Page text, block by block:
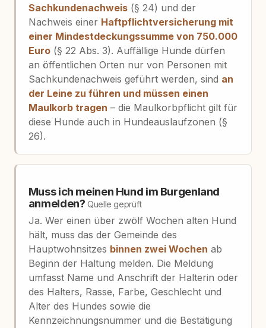
Sachkundenachweis(§ 24) und der
Nachweis einer Haftpflichtversicherung mit
einer Mindestdeckungssumme von 750.000
Euro(§ 22 Abs. 3). Auffällige Hunde dürfen
an öffentlichen Orten nur von Personen mit
Sachkundenachweis geführt werden, sind an
der Leine zu führen und müssen einen
Maulkorb tragen – die Maulkorbpflicht gilt für
diese Hunde auch in Hundeauslaufzonen (§
26).
Muss ich meinen Hund im Burgenland
anmelden?Quelle geprüft
Ja. Wer einen über zwölf Wochen alten Hund
hält, muss das der Gemeinde des
Hauptwohnsitzes binnen zwei Wochen ab
Beginn der Haltung melden. Die Meldung
umfasst Name und Anschrift der Halterin oder
des Halters, Rasse, Farbe, Geschlecht und
Alter des Hundes sowie die
Kennzeichnungsnummer und die Bestätigung